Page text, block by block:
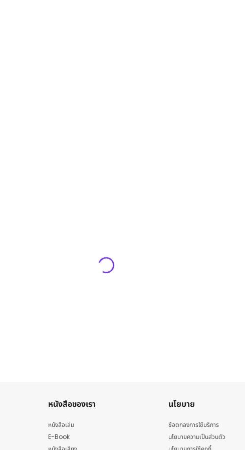
หนังสือของเรา
หนังสือเล่ม
E-Book
นโยบาย
ข้อตกลงการใช้บริการ
นโยบายความเป็นส่วนตัว